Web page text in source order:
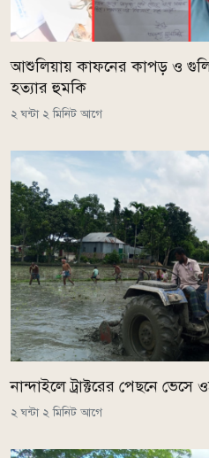
আশুলিয়ায় কাফনের কাপড় ও গুলি
হত্যার হুমকি
২ ঘন্টা ২ মিনিট আগে
নান্দাইলে ট্রাক্টরের পেছনে
২ ঘন্টা ২ মিনিট আগে